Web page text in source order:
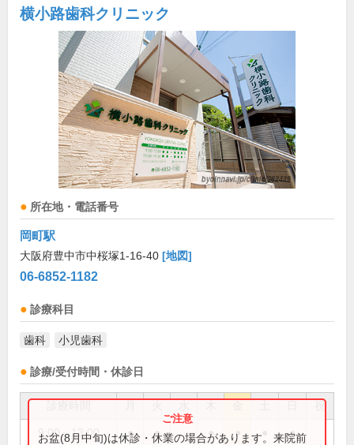
横小路歯科クリニック
所在地・電話番号
岡町駅
大阪府豊中市中桜塚1-16-40 [地図]
06-6852-1182
診療科目
歯科 小児歯科
診療/受付時間・休診日
祝
9:00～13:00 ● ● ● ● ●
お盆(8月中旬)は休診・休業の場合があります。来院前